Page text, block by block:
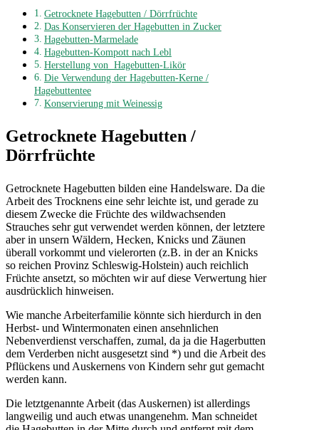
Getrocknete Hagebutten / Dörrfrüchte
Das Konservieren der Hagebutten in Zucker
Hagebutten-Marmelade
Hagebutten-Kompott nach Lebl
Herstellung von Hagebutten-Likör
Die Verwendung der Hagebutten-Kerne /
Hagebuttentee
Konservierung mit Weinessig
Getrocknete Hagebutten /
Dörrfrüchte
Getrocknete Hagebutten bilden eine Handelsware. Da die
Arbeit des Trocknens eine sehr leichte ist, und gerade zu
diesem Zwecke die Früchte des wildwachsenden
Strauches sehr gut verwendet werden können, der letztere
aber in unsern Wäldern, Hecken, Knicks und Zäunen
überall vorkommt und vielerorten (z.B. in der an Knicks
so reichen Provinz Schleswig-Holstein) auch reichlich
Früchte ansetzt, so möchten wir auf diese Verwertung hier
ausdrücklich hinweisen.
Wie manche Arbeiterfamilie könnte sich hierdurch in den
Herbst- und Wintermonaten einen ansehnlichen
Nebenverdienst verschaffen, zumal, da ja die Hagerbutten
dem Verderben nicht ausgesetzt sind *) und die Arbeit des
Pflückens und Auskernens von Kindern sehr gut gemacht
werden kann.
Die letztgenannte Arbeit (das Auskernen) ist allerdings
langweilig und auch etwas unangenehm. Man schneidet